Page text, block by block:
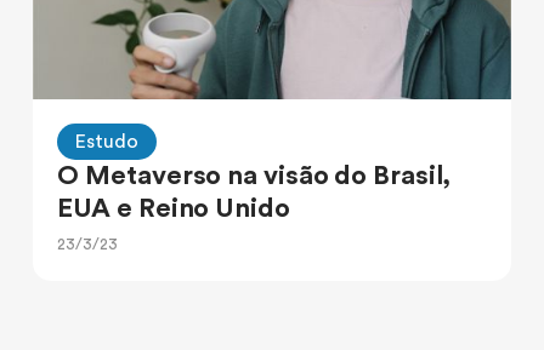
Estudo
O Metaverso na visão do Brasil,
EUA e Reino Unido
23/3/23